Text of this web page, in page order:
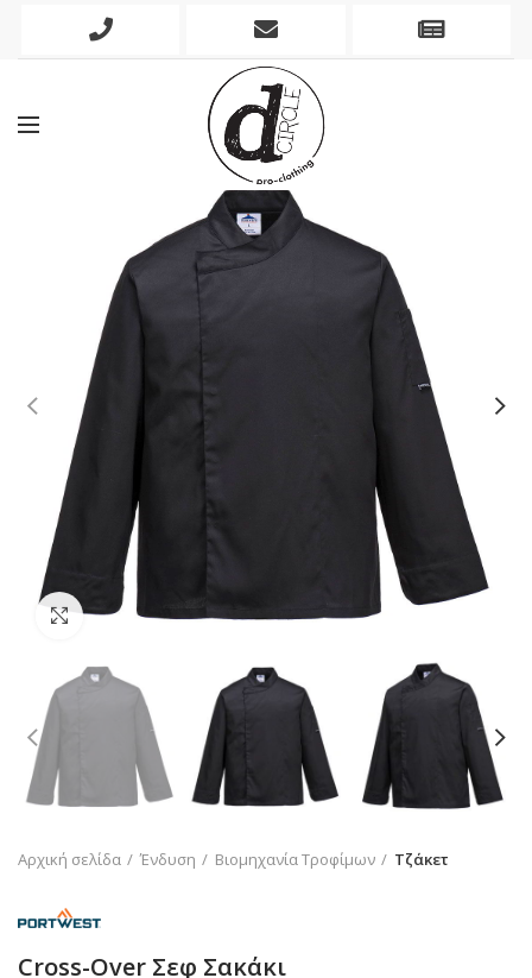
Phone
Mobile
Click to enlarge
Αρχική σελίδα Ένδυση Βιομηχανία Τροφίμων Τζάκετ
Cross-Over Σεφ Σακάκι